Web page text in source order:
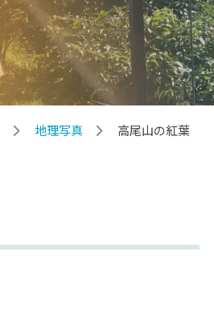
地理写真 高尾山の紅葉